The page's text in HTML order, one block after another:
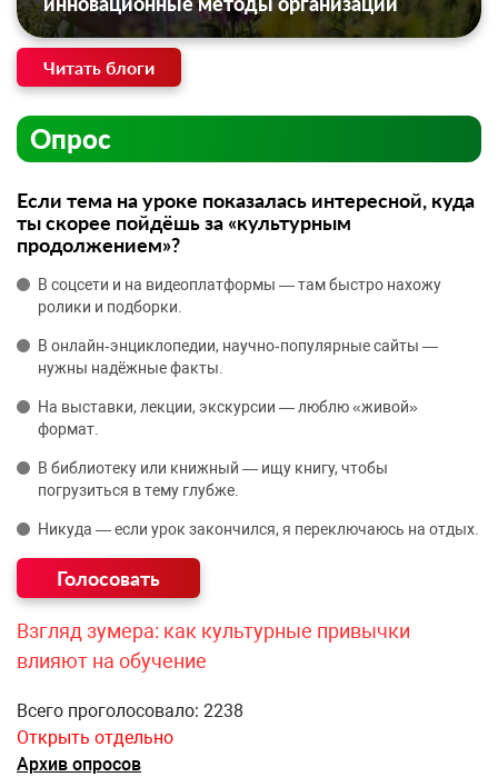
Читать блоги
Опрос
Если тема на уроке показалась интересной, куда
ты скорее пойдёшь за «культурным
продолжением»?
В соцсети и на видеоплатформы — там быстро нахожу
ролики и подборки.
В онлайн‑энциклопедии, научно‑популярные сайты —
нужны надёжные факты.
На выставки, лекции, экскурсии — люблю «живой»
формат.
В библиотеку или книжный — ищу книгу, чтобы
погрузиться в тему глубже.
Никуда — если урок закончился, я переключаюсь на отдых.
Взгляд зумера: как культурные привычки
влияют на обучение
Всего проголосовало: 2238
Открыть отдельно
Архив опросов